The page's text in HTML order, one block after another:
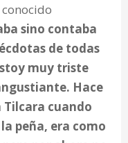
sino contaba
de todas
muy triste
Hace
Tilcara cuando
peña, era como